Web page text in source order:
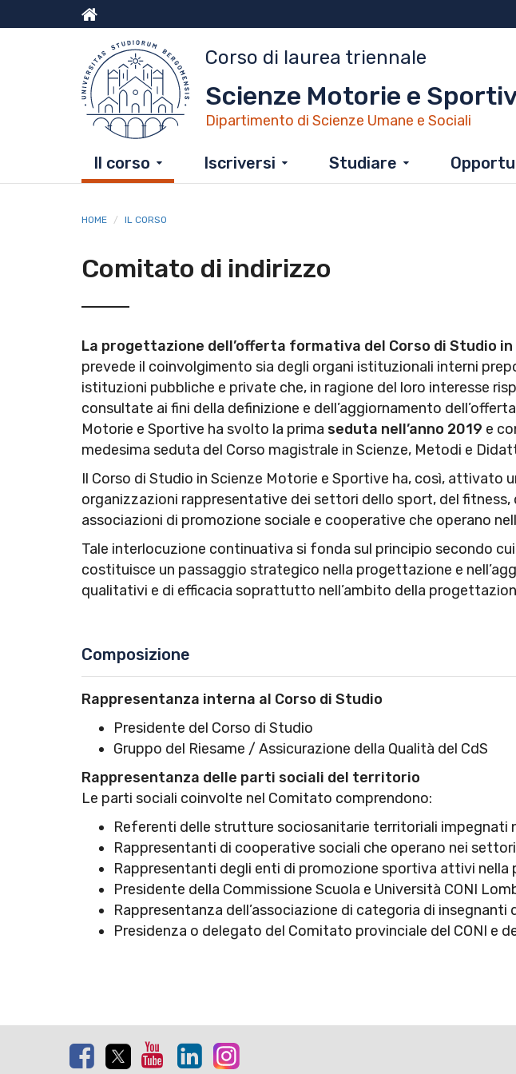
al
Menu
top
Corso di laurea triennale
Scienze Motorie e
Dipartimento di Scienze Umane e Sociali
Il corso Iscriversi Studiare
HOME IL CORSO
Comitato di indirizzo
La progettazione dell’offerta formativa del Corso di Studio
prevede il coinvolgimento sia degli organi istituzionali interni
istituzioni pubbliche e private che, in ragione del loro interesse
consultate ai fini della definizione e dell’aggiornamento
Motorie e Sportive ha svolto la prima seduta nell’anno 2019 e
medesima seduta del Corso magistrale in Scienze, Metodi e
Il Corso di Studio in Scienze Motorie e Sportive ha, così,
organizzazioni rappresentative dei settori dello sport, del
associazioni di promozione sociale e cooperative che operano
Tale interlocuzione continuativa si fonda sul principio secondo
costituisce un passaggio strategico nella progettazione e
qualitativi e di efficacia soprattutto nell’ambito della
Composizione
Rappresentanza interna al Corso di Studio
Presidente del Corso di Studio
Gruppo del Riesame / Assicurazione della Qualità del CdS
Rappresentanza delle parti sociali del territorio
Le parti sociali coinvolte nel Comitato comprendono:
Referenti delle strutture sociosanitarie territoriali impegnati
Rappresentanti di cooperative sociali che operano nei
Rappresentanti degli enti di promozione sportiva attivi nella
Presidente della Commissione Scuola e Università CONI
Rappresentanza dell’associazione di categoria di
Presidenza o delegato del Comitato provinciale del CONI e
FacebookTwitterYoutubeLinkedin